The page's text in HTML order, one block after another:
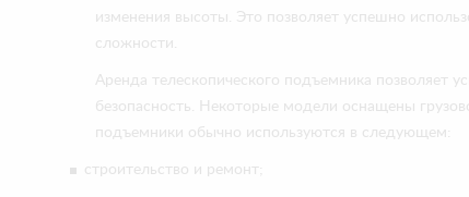
изменения высоты. Это позволяет успешно
сложности.
Аренда телескопического подъемника позволяет
безопасность. Некоторые модели оснащены
подъемники обычно используются в следующем:
строительство и ремонт;